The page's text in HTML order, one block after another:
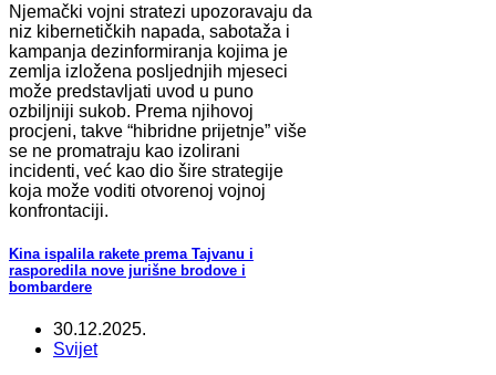
Njemački vojni stratezi upozoravaju da
niz kibernetičkih napada, sabotaža i
kampanja dezinformiranja kojima je
zemlja izložena posljednjih mjeseci
može predstavljati uvod u puno
ozbiljniji sukob. Prema njihovoj
procjeni, takve “hibridne prijetnje” više
se ne promatraju kao izolirani
incidenti, već kao dio šire strategije
koja može voditi otvorenoj vojnoj
konfrontaciji.
Kina ispalila rakete prema Tajvanu i
rasporedila nove jurišne brodove i
bombardere
30.12.2025.
Svijet